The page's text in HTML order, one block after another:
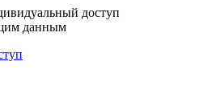
доступ
данным